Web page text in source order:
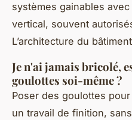
systèmes gainables
vertical, souvent
L’architecture du
Je n'ai jamais bricolé,
goulottes soi-même ?
Poser des goulottes
un travail de finition,